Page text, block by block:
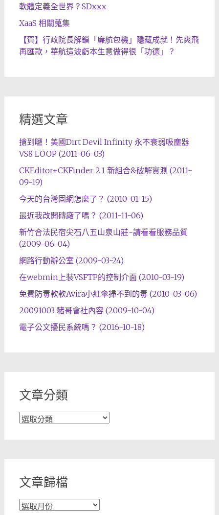
軟體定義全世界？SDxxx
XaaS 相關蒐集
【賀】行政院長解鎖「廉航包機」隱藏成就！先爽飛
再匯款，華航這波虧本生意做得很「功德」？
精選文章
搶到囉！美國Dirt Devil Infinity 永不衰弱吸塵器
VS8 LOOP (2011-06-03)
CKEditor+CKFinder 2.1 新組合&破解實測 (2011-
09-19)
今天的台灣固網怎麼了？ (2010-01-15)
最近我改開磚廠了嗎？ (2011-11-06)
新竹合法民宿尖石八五山泉山莊-請看看服務品質
(2009-06-04)
網路行動辦公室 (2009-03-24)
在webmin上裝VSFTP的控制介面 (2010-03-19)
免費防毒軟軟Avira小紅傘掃不到的毒 (2010-03-06)
20091003 豬哥會社內容 (2009-10-04)
電子公文擾民系統嗎？ (2016-10-18)
文章分類
文
文章歸檔
文